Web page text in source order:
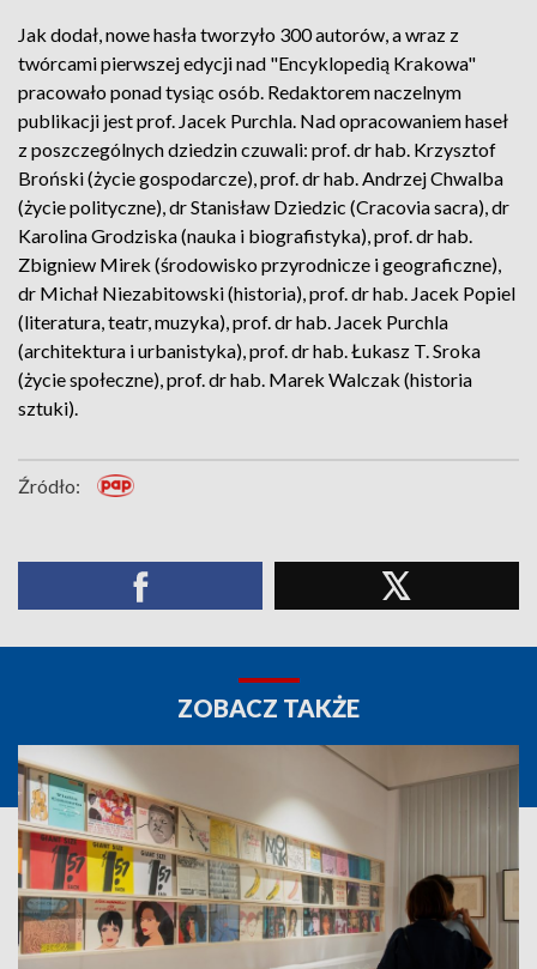
Jak dodał, nowe hasła tworzyło 300 autorów, a wraz z
twórcami pierwszej edycji nad "Encyklopedią Krakowa"
pracowało ponad tysiąc osób. Redaktorem naczelnym
publikacji jest prof. Jacek Purchla. Nad opracowaniem haseł
z poszczególnych dziedzin czuwali: prof. dr hab. Krzysztof
Broński (życie gospodarcze), prof. dr hab. Andrzej Chwalba
(życie polityczne), dr Stanisław Dziedzic (Cracovia sacra), dr
Karolina Grodziska (nauka i biografistyka), prof. dr hab.
Zbigniew Mirek (środowisko przyrodnicze i geograficzne),
dr Michał Niezabitowski (historia), prof. dr hab. Jacek Popiel
(literatura, teatr, muzyka), prof. dr hab. Jacek Purchla
(architektura i urbanistyka), prof. dr hab. Łukasz T. Sroka
(życie społeczne), prof. dr hab. Marek Walczak (historia
sztuki).
Źródło:
ZOBACZ TAKŻE